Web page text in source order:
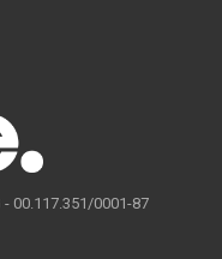
- 00.117.351/0001-87